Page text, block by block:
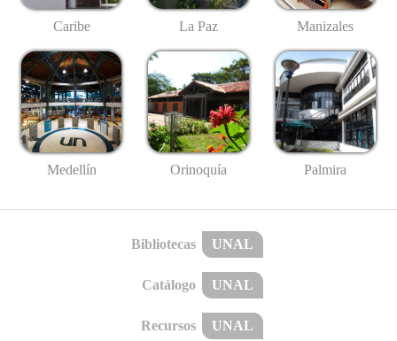
Caribe La Paz Manizales
Medellín Orinoquía Palmira
Bibliotecas UNAL
Catálogo UNAL
Recursos UNAL